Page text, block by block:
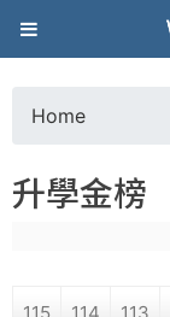
葳
格
高
o
Home
升學金榜